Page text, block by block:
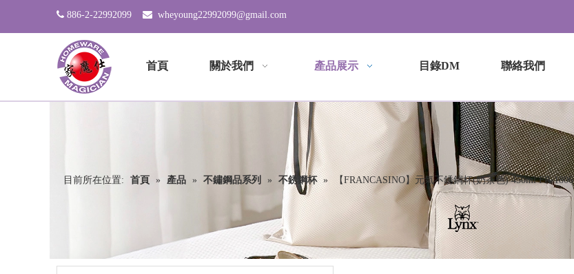
 886-2-22992099  wheyoung22992099@gmail.com
首頁 關於我們 產品展示 目錄DM 聯絡我們
目前所在位置: 首頁 » 產品 » 不鏽鋼品系列 » 不銹鋼杯 » 【FRANCASINO】元氣不銹鋼杯(奶茶色) 450ml FR-1806